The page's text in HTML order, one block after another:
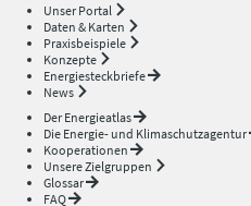
Unser Portal
Daten & Karten
Praxisbeispiele
Konzepte
Energiesteckbriefe
News
Der Energieatlas
Die Energie- und Klimaschutzagentur
Kooperationen
Unsere Zielgruppen
Glossar
FAQ